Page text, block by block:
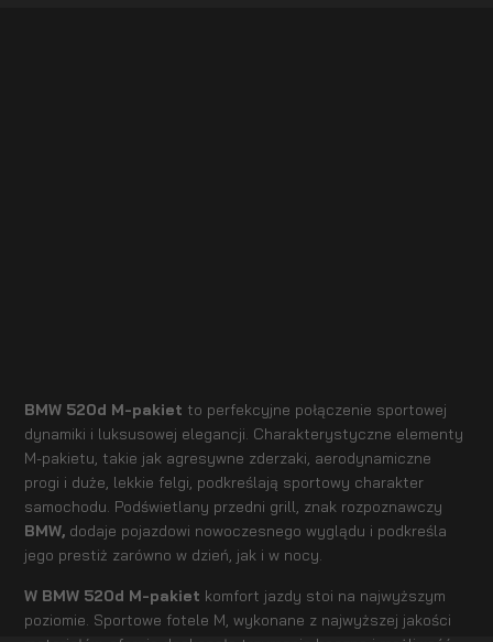
BMW 520d M-pakiet to perfekcyjne połączenie sportowej
dynamiki i luksusowej elegancji. Charakterystyczne elementy
M-pakietu, takie jak agresywne zderzaki, aerodynamiczne
progi i duże, lekkie felgi, podkreślają sportowy charakter
samochodu. Podświetlany przedni grill, znak rozpoznawczy
BMW, dodaje pojazdowi nowoczesnego wyglądu i podkreśla
jego prestiż zarówno w dzień, jak i w nocy.
W BMW 520d M-pakiet komfort jazdy stoi na najwyższym
poziomie. Sportowe fotele M, wykonane z najwyższej jakości